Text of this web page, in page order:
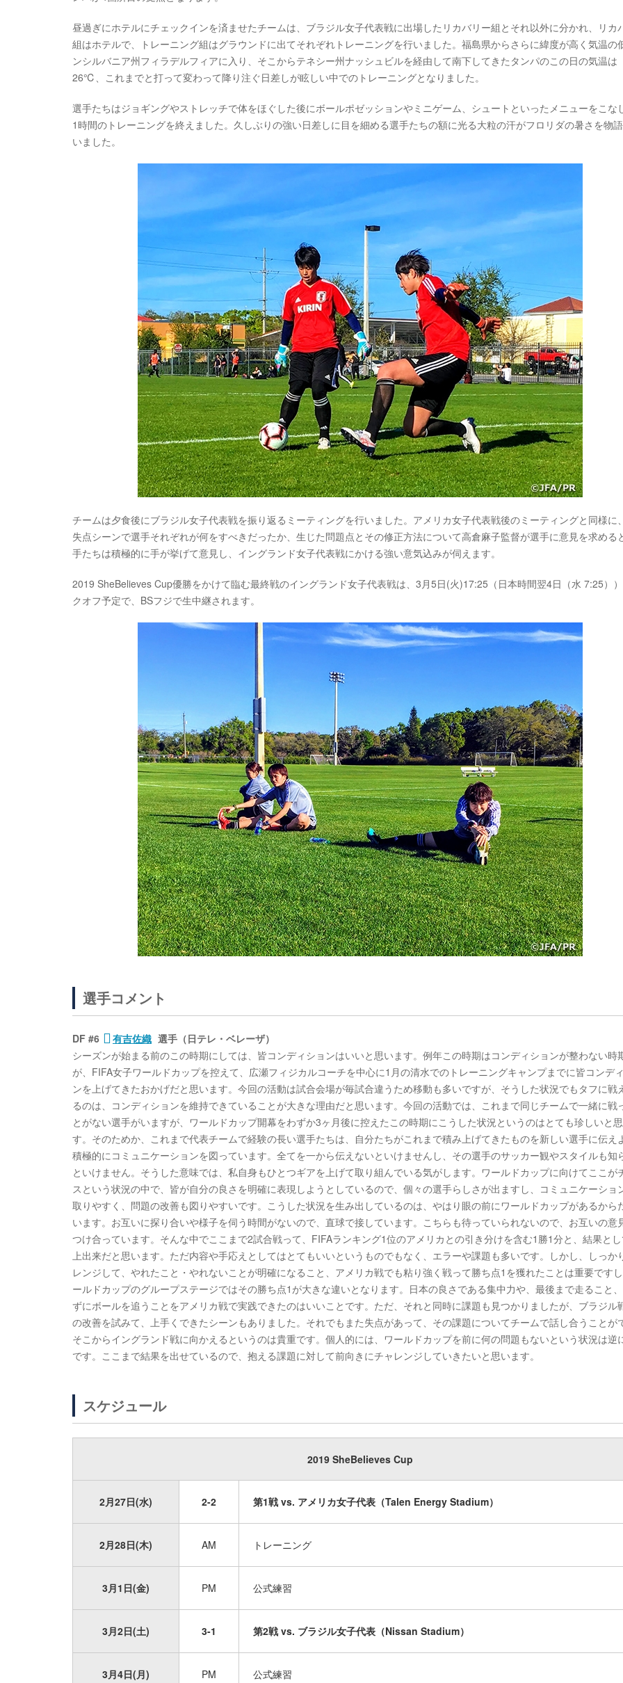
昼過ぎにホテルにチェックインを済ませたチームは、ブラジル女子代表戦に出場したリカバリー組とそれ以外に分かれ、リカ
組はホテルで、トレーニング組はグラウンドに出てそれぞれトレーニングを行いました。福島県からさらに緯度が高く気温の
ンシルバニア州フィラデルフィアに入り、そこからテネシー州ナッシュビルを経由して南下してきたタンパのこの日の気温は
26℃、これまでと打って変わって降り注ぐ日差しが眩しい中でのトレーニングとなりました。
選手たちはジョギングやストレッチで体をほぐした後にボールポゼッションやミニゲーム、シュートといったメニューをこな
1時間のトレーニングを終えました。久しぶりの強い日差しに目を細める選手たちの額に光る大粒の汗がフロリダの暑さを物
いました。
チームは夕食後にブラジル女子代表戦を振り返るミーティングを行いました。アメリカ女子代表戦後のミーティングと同様に
失点シーンで選手それぞれが何をすべきだったか、生じた問題点とその修正方法について高倉麻子監督が選手に意見を求める
手たちは積極的に手が挙げて意見し、イングランド女子代表戦にかける強い意気込みが伺えます。
2019 SheBelieves Cup優勝をかけて臨む最終戦のイングランド女子代表戦は、3月5日(火)17:25（日本時間翌4日（水 7:25）
クオフ予定で、BSフジで生中継されます。
選手コメント
DF #6 有吉佐織 選手（日テレ・ベレーザ）
シーズンが始まる前のこの時期にしては、皆コンディションはいいと思います。例年この時期はコンディションが整わない時
が、FIFA女子ワールドカップを控えて、広瀬フィジカルコーチを中心に1月の清水でのトレーニングキャンプまでに皆コンデ
ンを上げてきたおかげだと思います。今回の活動は試合会場が毎試合違うため移動も多いですが、そうした状況でもタフに戦
るのは、コンディションを維持できていることが大きな理由だと思います。今回の活動では、これまで同じチームで一緒に戦
とがない選手がいますが、ワールドカップ開幕をわずか3ヶ月後に控えたこの時期にこうした状況というのはとても珍しいと
す。そのためか、これまで代表チームで経験の長い選手たちは、自分たちがこれまで積み上げてきたものを新しい選手に伝え
積極的にコミュニケーションを図っています。全てを一から伝えないといけませんし、その選手のサッカー観やスタイルも知
といけません。そうした意味では、私自身もひとつギアを上げて取り組んでいる気がします。ワールドカップに向けてここが
スという状況の中で、皆が自分の良さを明確に表現しようとしているので、個々の選手らしさが出ますし、コミュニケーショ
取りやすく、問題の改善も図りやすいです。こうした状況を生み出しているのは、やはり眼の前にワールドカップがあるから
います。お互いに探り合いや様子を伺う時間がないので、直球で接しています。こちらも待っていられないので、お互いの意
つけ合っています。そんな中でここまで2試合戦って、FIFAランキング1位のアメリカとの引き分けを含む1勝1分と、結果と
上出来だと思います。ただ内容や手応えとしてはとてもいいというものでもなく、エラーや課題も多いです。しかし、しっか
レンジして、やれたこと・やれないことが明確になること、アメリカ戦でも粘り強く戦って勝ち点1を獲れたことは重要です
ールドカップのグループステージではその勝ち点1が大きな違いとなります。日本の良さである集中力や、最後まで走ること
ずにボールを追うことをアメリカ戦で実践できたのはいいことです。ただ、それと同時に課題も見つかりましたが、ブラジル
の改善を試みて、上手くできたシーンもありました。それでもまた失点があって、その課題についてチームで話し合うことが
そこからイングランド戦に向かえるというのは貴重です。個人的には、ワールドカップを前に何の問題もないという状況は逆
です。ここまで結果を出せているので、抱える課題に対して前向きにチャレンジしていきたいと思います。
スケジュール
2019 SheBelieves Cup
2月27日(水) 2-2 第1戦 vs. アメリカ女子代表（Talen Energy Stadium）
2月28日(木) AM トレーニング
3月1日(金) PM 公式練習
3月2日(土) 3-1 第2戦 vs. ブラジル女子代表（Nissan Stadium）
3月4日(月) PM 公式練習